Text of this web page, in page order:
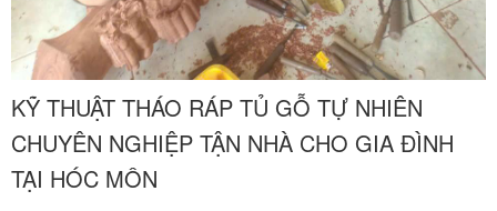
KỸ THUẬT THÁO RÁP TỦ GỖ TỰ NHIÊN
CHUYÊN NGHIỆP TẬN NHÀ CHO GIA ĐÌNH
TẠI HÓC MÔN